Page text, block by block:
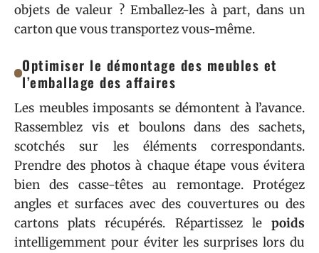
objets de valeur ? Emballez-les à part, dans un
carton que vous transportez vous-même.
Optimiser le démontage des meubles et
l’emballage des affaires
Les meubles imposants se démontent à l’avance.
Rassemblez vis et boulons dans des sachets,
scotchés sur les éléments correspondants.
Prendre des photos à chaque étape vous évitera
bien des casse-têtes au remontage. Protégez
angles et surfaces avec des couvertures ou des
cartons plats récupérés. Répartissez le poids
intelligemment pour éviter les surprises lors du